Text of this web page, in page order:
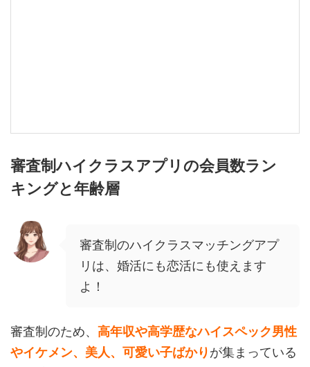
審査制ハイクラスアプリの会員数ラン
キングと年齢層
審査制のハイクラスマッチングアプ
リは、婚活にも恋活にも使えます
よ！
審査制のため、 高年収や高学歴なハイスペック男性
やイケメン、美人、可愛い子ばかりが集まっている